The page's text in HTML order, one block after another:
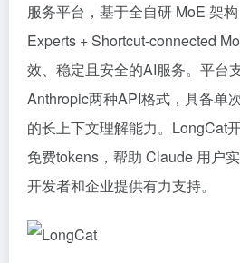
服务平台，基于全自研 MoE 架
Experts + Shortcut-connected
效、稳定且安全的AI服务。平台
Anthropic两种API格式，具备单
的长上下文理解能力。LongCat
免费tokens，帮助 Claude 用户
开发者和企业提供有力支持。